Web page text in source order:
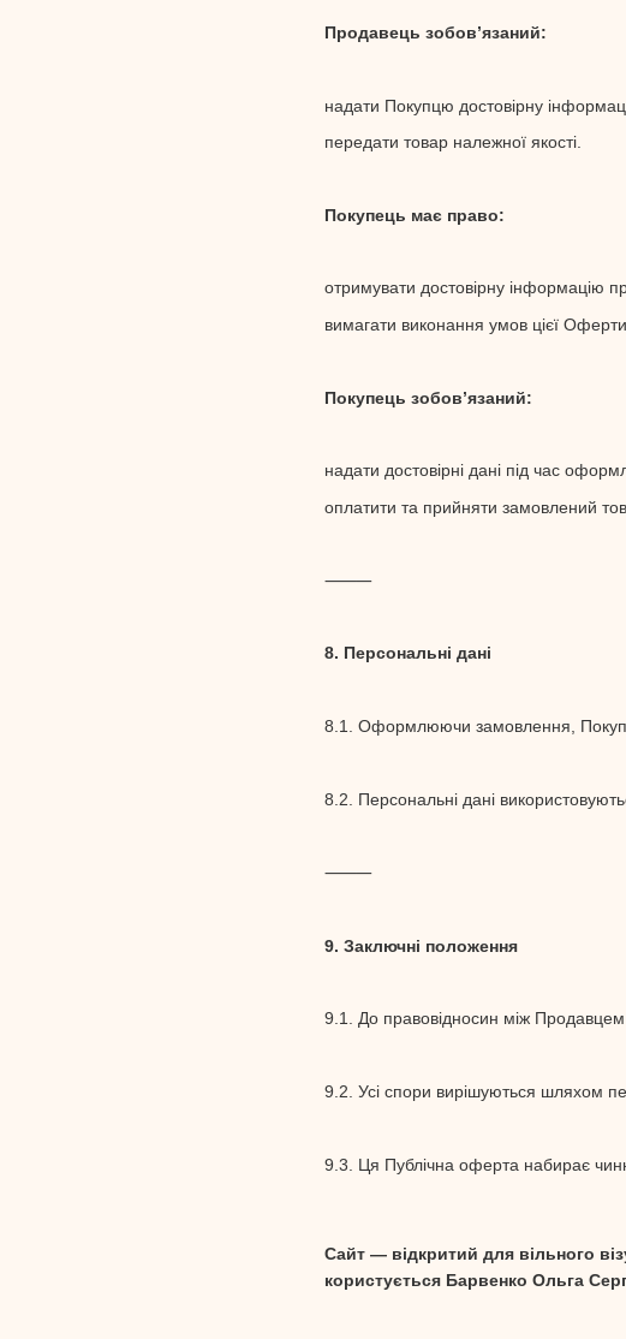
Продавець зобов’язаний:
надати Покупцю достовірну
передати товар належної якості.
Покупець має право:
отримувати достовірну інформацію
вимагати виконання умов цієї Оферти.
Покупець зобов’язаний:
надати достовірні дані під час
оплатити та прийняти замовлений
⸻
8. Персональні дані
8.1. Оформлюючи замовлення,
8.2. Персональні дані
⸻
9. Заключні положення
9.1. До правовідносин між Продавцем
9.2. Усі спори вирішуються шляхом
9.3. Ця Публічна оферта набирає
Сайт — відкритий для вільного
користується Барвенко Ольга